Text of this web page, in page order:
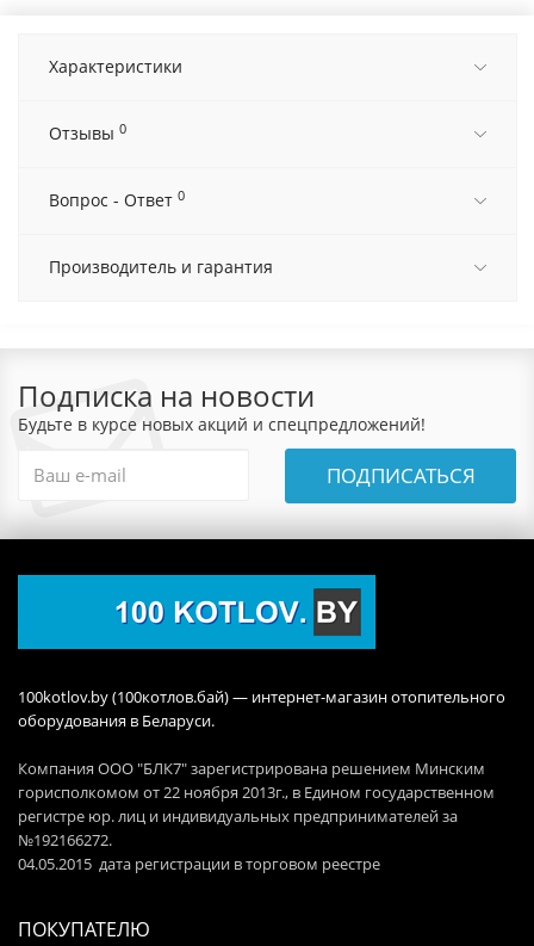
Характеристики
Отзывы 0
Вопрос - Ответ 0
Производитель и гарантия
Подписка на новости
Будьте в курсе новых акций и спецпредложений!
ПОДПИСАТЬСЯ
100kotlov.by (100котлов.бай) — интернет-магазин отопительного
оборудования в Беларуси.
Компания ООО "БЛК7" зарегистрирована решением Минским
горисполкомом от 22 ноября 2013г., в Едином государственном
регистре юр. лиц и индивидуальных предпринимателей за
№192166272.
04.05.2015 дата регистрации в торговом реестре
ПОКУПАТЕЛЮ